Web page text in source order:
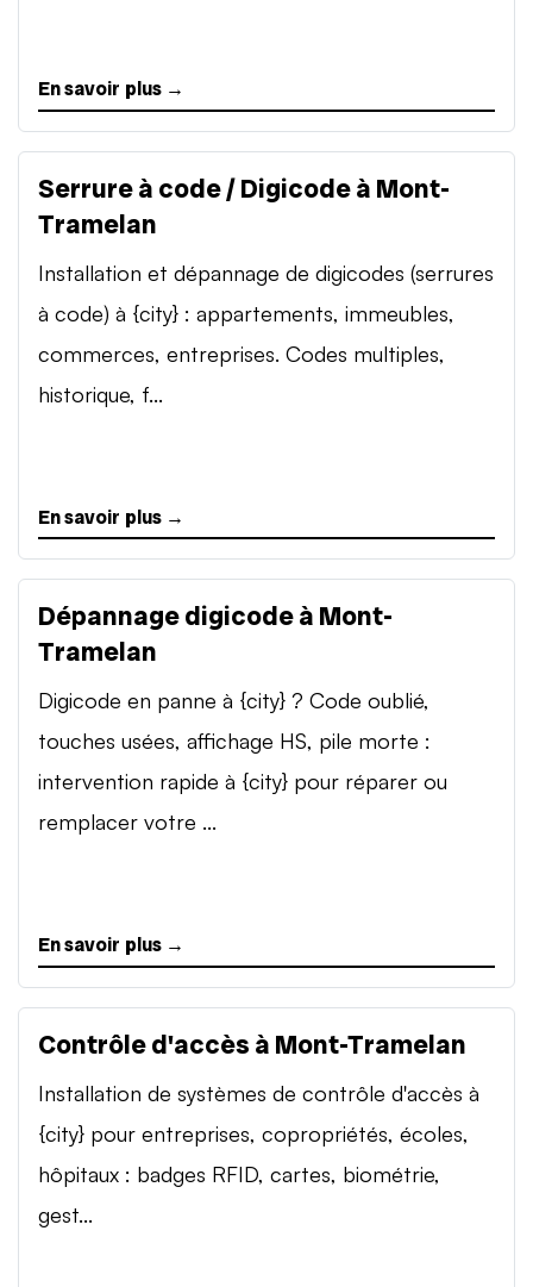
En savoir plus →
Serrure à code / Digicode à Mont-
Tramelan
Installation et dépannage de digicodes (serrures
à code) à {city} : appartements, immeubles,
commerces, entreprises. Codes multiples,
historique, f...
En savoir plus →
Dépannage digicode à Mont-
Tramelan
Digicode en panne à {city} ? Code oublié,
touches usées, affichage HS, pile morte :
intervention rapide à {city} pour réparer ou
remplacer votre ...
En savoir plus →
Contrôle d'accès à Mont-Tramelan
Installation de systèmes de contrôle d'accès à
{city} pour entreprises, copropriétés, écoles,
hôpitaux : badges RFID, cartes, biométrie,
gest...